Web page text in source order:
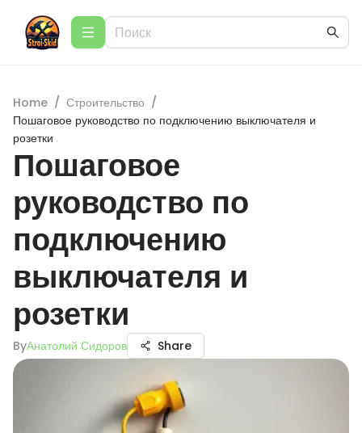
Home / Строительство /
Пошаговое руководство по подключению выключателя и
розетки
Пошаговое
руководство по
подключению
выключателя и
розетки
ByАнатолий Сидоров Share